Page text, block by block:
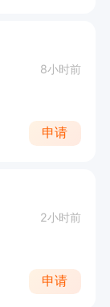
8小时前
申请
2小时前
申请